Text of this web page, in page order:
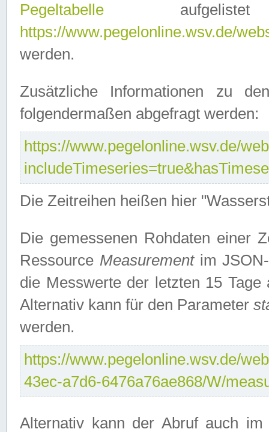
Pegeltabelle
https://www.pegelonline.wsv.de/
werden.
Zusätzliche Informationen zu
folgendermaßen abgefragt werden:
https://www.pegelonline.wsv.de/
Die Zeitreihen heißen hier
Die gemessenen Rohdaten einer
Ressource Measurementim JSON-
die Messwerte der letzten 15
Alternativ kann für den Parameter
werden.
https://www.pegelonline.wsv.de/
43ec-a7d6-6476a76ae868/W/
Alternativ kann der Abruf auch